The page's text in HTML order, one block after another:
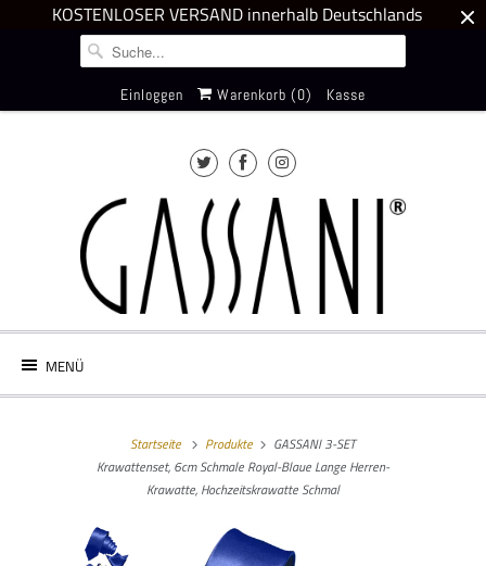
KOSTENLOSER VERSAND innerhalb Deutschlands
Einloggen Warenkorb (0) Kasse
MENÜ
Startseite Produkte
GASSANI 3-SET
Krawattenset, 6cm Schmale Royal-Blaue Lange Herren-
Krawatte, Hochzeitskrawatte Schmal